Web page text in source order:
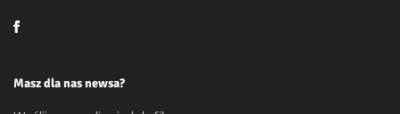
Masz dla nas newsa?